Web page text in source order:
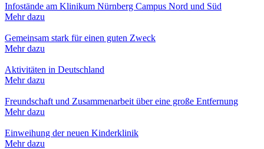
Infostände am Klinikum Nürnberg Campus Nord und Süd
Mehr dazu
Gemeinsam stark für einen guten Zweck
Mehr dazu
Aktivitäten in Deutschland
Mehr dazu
Freundschaft und Zusammenarbeit über eine große Entfernung
Mehr dazu
Einweihung der neuen Kinderklinik
Mehr dazu